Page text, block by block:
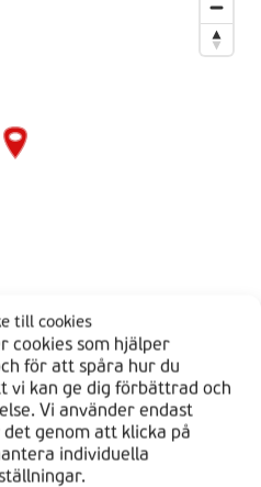
till cookies
cookies som hjälper
för att spåra hur du
vi kan ge dig förbättrad och
Vi använder endast
genom att klicka på
individuella